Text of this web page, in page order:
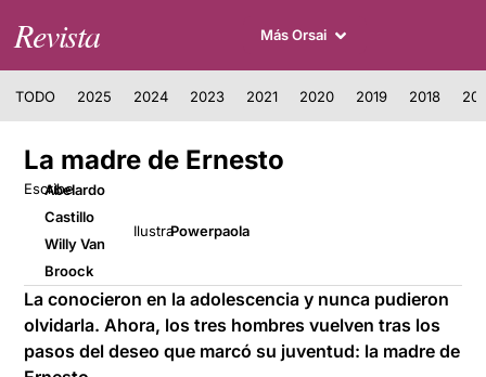
Revista Más Orsai
TODO 2025 2024 2023 2021 2020 2019 2018
La madre de Ernesto
Escribe
Abelardo
Castillo
Willy Van
Broock
IlustraPowerpaola
La conocieron en la adolescencia y nunca pudieron
olvidarla. Ahora, los tres hombres vuelven tras los
pasos del deseo que marcó su juventud: la madre de